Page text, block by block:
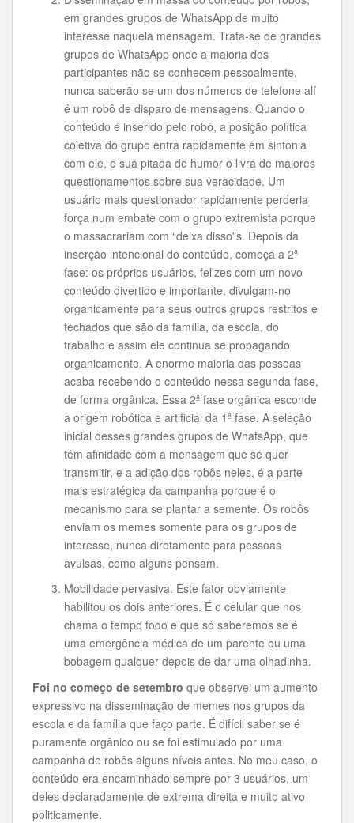
em grandes grupos de WhatsApp de muito
interesse naquela mensagem. Trata-se de grandes
grupos de WhatsApp onde a maioria dos
participantes não se conhecem pessoalmente,
nunca saberão se um dos números de telefone alí
é um robô de disparo de mensagens. Quando o
conteúdo é inserido pelo robô, a posição política
coletiva do grupo entra rapidamente em sintonia
com ele, e sua pitada de humor o livra de maiores
questionamentos sobre sua veracidade. Um
usuário mais questionador rapidamente perderia
força num embate com o grupo extremista porque
o massacrariam com “deixa disso”s. Depois da
inserção intencional do conteúdo, começa a 2ª
fase: os próprios usuários, felizes com um novo
conteúdo divertido e importante, divulgam-no
organicamente para seus outros grupos restritos e
fechados que são da família, da escola, do
trabalho e assim ele continua se propagando
organicamente. A enorme maioria das pessoas
acaba recebendo o conteúdo nessa segunda fase,
de forma orgânica. Essa 2ª fase orgânica esconde
a origem robótica e artificial da 1ª fase. A seleção
inicial desses grandes grupos de WhatsApp, que
têm afinidade com a mensagem que se quer
transmitir, e a adição dos robôs neles, é a parte
mais estratégica da campanha porque é o
mecanismo para se plantar a semente. Os robôs
enviam os memes somente para os grupos de
interesse, nunca diretamente para pessoas
avulsas, como alguns pensam.
Mobilidade pervasiva. Este fator obviamente
habilitou os dois anteriores. É o celular que nos
chama o tempo todo e que só saberemos se é
uma emergência médica de um parente ou uma
bobagem qualquer depois de dar uma olhadinha.
Foi no começo de setembro que observei um aumento
expressivo na disseminação de memes nos grupos da
escola e da família que faço parte. É difícil saber se é
puramente orgânico ou se foi estimulado por uma
campanha de robôs alguns níveis antes. No meu caso, o
conteúdo era encaminhado sempre por 3 usuários, um
deles declaradamente de extrema direita e muito ativo
politicamente.